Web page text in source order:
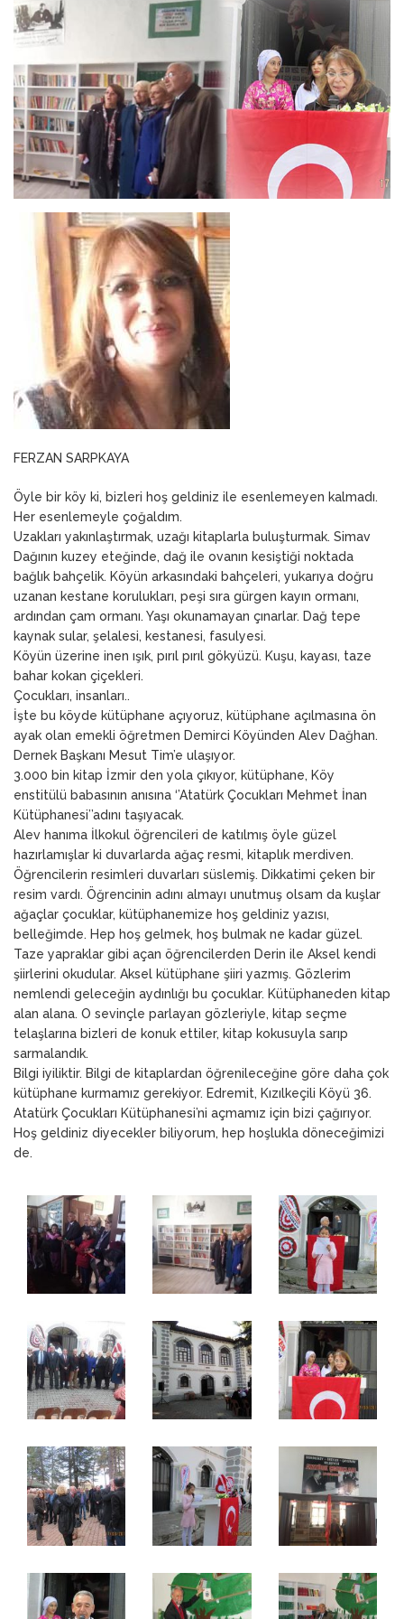
23 Mart 2026 ANNEM
FERZAN SARPKAYA
Öyle bir köy ki, bizleri hoş geldiniz ile esenlemeyen kalmadı.
Her esenlemeyle çoğaldım.
Uzakları yakınlaştırmak, uzağı kitaplarla buluşturmak. Simav
Dağının kuzey eteğinde, dağ ile ovanın kesiştiği noktada
bağlık bahçelik. Köyün arkasındaki bahçeleri, yukarıya doğru
uzanan kestane korulukları, peşi sıra gürgen kayın ormanı,
ardından çam ormanı. Yaşı okunamayan çınarlar. Dağ tepe
kaynak sular, şelalesi, kestanesi, fasulyesi.
Köyün üzerine inen ışık, pırıl pırıl gökyüzü. Kuşu, kayası, taze
bahar kokan çiçekleri.
Çocukları, insanları..
İşte bu köyde kütüphane açıyoruz, kütüphane açılmasına ön
ayak olan emekli öğretmen Demirci Köyünden Alev Dağhan.
Dernek Başkanı Mesut Tim’e ulaşıyor.
3.000 bin kitap İzmir den yola çıkıyor, kütüphane, Köy
enstitülü babasının anısına ‘’Atatürk Çocukları Mehmet İnan
Kütüphanesi’’adını taşıyacak.
Alev hanıma İlkokul öğrencileri de katılmış öyle güzel
hazırlamışlar ki duvarlarda ağaç resmi, kitaplık merdiven.
Öğrencilerin resimleri duvarları süslemiş. Dikkatimi çeken bir
resim vardı. Öğrencinin adını almayı unutmuş olsam da kuşlar
ağaçlar çocuklar, kütüphanemize hoş geldiniz yazısı,
belleğimde. Hep hoş gelmek, hoş bulmak ne kadar güzel.
Taze yapraklar gibi açan öğrencilerden Derin ile Aksel kendi
şiirlerini okudular. Aksel kütüphane şiiri yazmış. Gözlerim
nemlendi geleceğin aydınlığı bu çocuklar. Kütüphaneden kitap
alan alana. O sevinçle parlayan gözleriyle, kitap seçme
telaşlarına bizleri de konuk ettiler, kitap kokusuyla sarıp
sarmalandık.
Bilgi iyiliktir. Bilgi de kitaplardan öğrenileceğine göre daha çok
kütüphane kurmamız gerekiyor. Edremit, Kızılkeçili Köyü 36.
Atatürk Çocukları Kütüphanesi’ni açmamız için bizi çağırıyor.
Hoş geldiniz diyecekler biliyorum, hep hoşlukla döneceğimizi
de.